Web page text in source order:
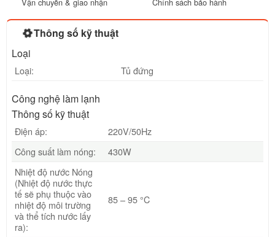
Thông số kỹ thuật
Loại
Loại: Tủ đứng
Công nghệ làm lạnh
Thông số kỹ thuật
Điện áp:
220V/50Hz
Công suất làm nóng:
430W
Nhiệt độ nước Nóng
(Nhiệt độ nước thực
tế sẽ phụ thuộc vào
nhiệt độ môi trường
và thể tích nước lấy
ra):
85 – 95 °C